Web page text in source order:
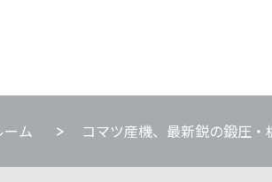
ーム コマツ産機、最新鋭の鍛圧